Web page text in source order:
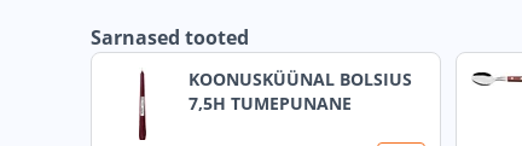
Sarnased tooted
KOONUSKÜÜNAL BOLSIUS
7,5H TUMEPUNANE